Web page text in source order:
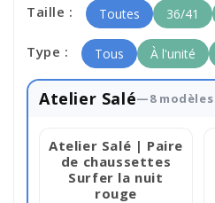
Taille : Toutes 36/41
Type : Tous À l'unité
Atelier Salé—8 modèles
Atelier Salé | Paire
de chaussettes
Surfer la nuit
rouge